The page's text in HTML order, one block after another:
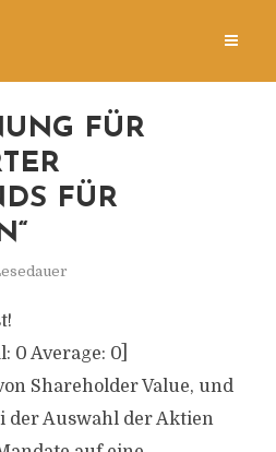
FÜR
FÜR
0 Average: 0]
Shareholder Value, und
der Auswahl der Aktien